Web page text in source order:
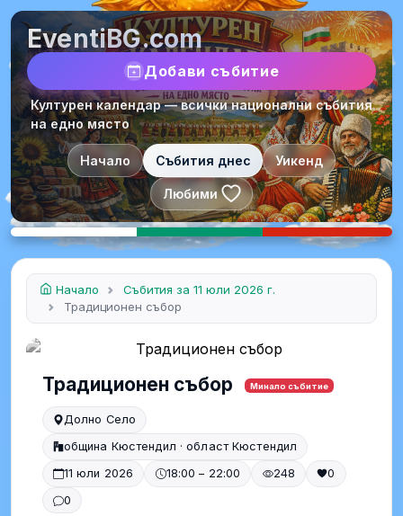
EventiBG.com
Добави събитие
Културен календар — всички национални събития
на едно място
Начало Събития днес Уикенд
Любими
Начало
Събития за 11 юли 2026 г.
Традиционен събор
Традиционен събор Минало събитие
Долно Село
община Кюстендил · област Кюстендил
11 юли 2026
18:00 – 22:00 248
0
0